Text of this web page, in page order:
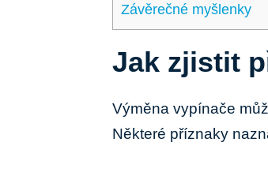
Závěrečné myšlenky
Jak zjistit
Výměna vypínače
Některé příznaky